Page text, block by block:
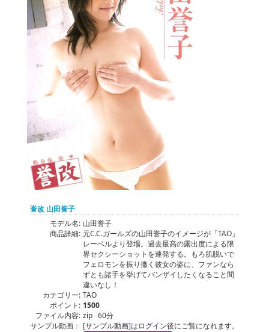
誉改 山田誉子
モデル名: 山田誉子
商品詳細: 元C.C.ガールズの山田誉子のイメージが「TAO」
レーベルより登場。過去最高の露出度による限
界セクシーショットを連発する。もろ肌脱いで
フェロモンを振り撒く彼女の姿に、ファンなら
ずとも諸手を挙げてバンザイしたくなること間
違いなし！
カテゴリー: TAO
ポイント: 1500
ファイル内容: zip 60分
サンプル動画： [サンプル動画]はログイン後にご覧になれます。